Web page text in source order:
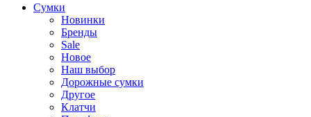
Cумки
Новинки
Бренды
Sale
Новое
Наш выбор
Дорожные сумки
Другое
Клатчи